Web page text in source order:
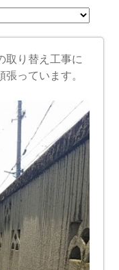
取り替え工事に
っています。